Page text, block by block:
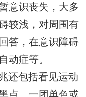
意识丧失，大多
较浅，对周围有
答，在意识障碍
动症等。
还包括看见运动
点、一团单色或